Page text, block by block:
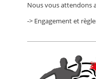
Nous vous attendons
-> Engagement et